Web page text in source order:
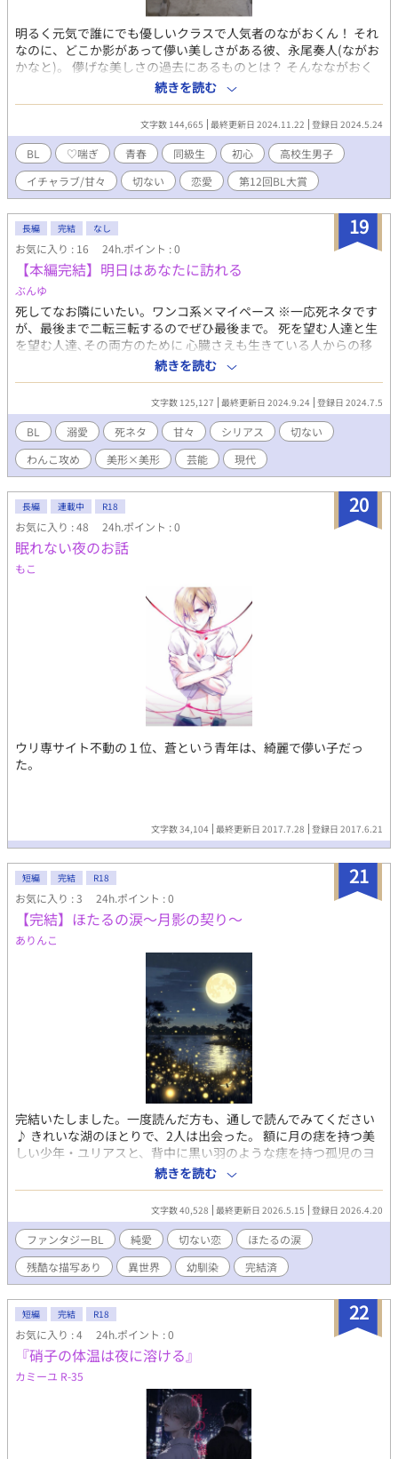
明るく元気で誰にでも優しいクラスで人気者のながおくん！ それ
なのに、どこか影があって儚い美しさがある彼、永尾奏人(ながお
かなと)。 儚げな美しさの過去にあるものとは？ そんなながおく
んが気になり、次第に惹かれていく松枝翔（まつえだしょう）く
ん。 でも、松枝くんはクラスでも目立たない重い前髪に黒縁眼鏡
の陰キャ代表。 無難に過ごして来た人生が、ながおくんと出逢っ
たことで変わり始める。 そんなふたりのちょっぴりえっちできゅ
んとする高校青春BLラブストーリー！ R18ですので苦手な方はお
控え下さい。
続きを読む
文字数 144,665 最終更新日 2024.11.22 登録日 2024.5.24
BL ♡喘ぎ 青春 同級生 初心
高校生男子
イチャラブ/甘々
切ない 恋愛 第12回BL大賞
19
長編 完結 なし
お気に入り : 16 24h.ポイント : 0
【本編完結】明日はあなたに訪れる
ぶんゆ
死してなお隣にいたい。ワンコ系×マイペース ※一応死ネタです
が、最後まで二転三転するのでぜひ最後まで。 死を望む人達と生
を望む人達､その両方のために 心臓さえも生きている人からの移
植が認められた世界。 『俺』の提供者になってくれるというおに
いさんは提供を決意したきっかけのお話をしてくれました。 それ
は､甘酸っぱくて幸せで､儚い､お話。 -------------------- 別サイトで
完結済みのものを移動。 モデル×(別のモデルの)マネージャー 執
着強めイケメン×担当モデルにぞっこん美人
続きを読む
文字数 125,127 最終更新日 2024.9.24 登録日 2024.7.5
BL 溺愛 死ネタ 甘々 シリアス
切ない
わんこ攻め
美形×美形 芸能 現代
20
長編 連載中 R18
お気に入り : 48 24h.ポイント : 0
眠れない夜のお話
もこ
ウリ専サイト不動の１位、蒼という青年は、綺麗で儚い子だっ
た。
文字数 34,104 最終更新日 2017.7.28 登録日 2017.6.21
21
短編 完結 R18
お気に入り : 3 24h.ポイント : 0
【完結】ほたるの涙〜月影の契り〜
ありんこ
完結いたしました。一度読んだ方も、通しで読んでみてください
♪ きれいな湖のほとりで、2人は出会った。 額に月の痣を持つ美
しい少年・ユリアスと、背中に黒い羽のような痣を持つ孤児のヨ
ルン。 孤独だった二人は、蛍の光に囲まれた湖畔で少しずつ心を
通わせ、かけがえのない存在になっていく。 優しい歌声、温かな
触れ合い、毎日の約束—— 静かで儚い光の中で育まれる、純粋で
切ない恋。 しかし、二人が歩もうとする未来は、決して平坦では
なかった。 全２９話 注意）精神崩壊など、残酷な場面があります
が、ハッピーエンドです。
続きを読む
文字数 40,528 最終更新日 2026.5.15 登録日 2026.4.20
ファンタジーBL 純愛 切ない恋
ほたるの涙
残酷な描写あり
異世界 幼馴染 完結済
22
短編 完結 R18
お気に入り : 4 24h.ポイント : 0
『硝子の体温は夜に溶ける』
カミーユ R-35